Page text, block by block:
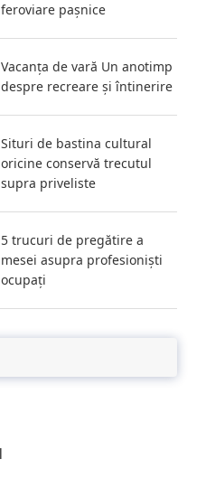
feroviare pașnice
Vacanța de vară Un anotimp
despre recreare și întinerire
Situri de bastina cultural
oricine conservă trecutul
supra priveliste
5 trucuri de pregătire a
mesei asupra profesioniști
ocupați